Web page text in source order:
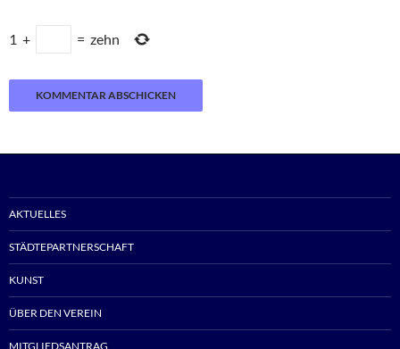
1 + = zehn
AKTUELLES
STÄDTEPARTNERSCHAFT
KUNST
ÜBER DEN VEREIN
MITGLIEDSANTRAG